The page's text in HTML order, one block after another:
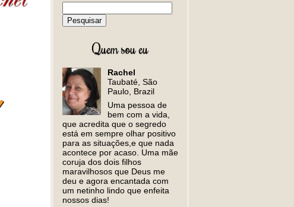
Quem sou eu
Rachel
Taubaté, São
Paulo, Brazil
Uma pessoa de
bem com a vida,
que acredita que o segredo
está em sempre olhar positivo
para as situações,e que nada
acontece por acaso. Uma mãe
coruja dos dois filhos
maravilhosos que Deus me
deu e agora encantada com
um netinho lindo que enfeita
nossos dias!